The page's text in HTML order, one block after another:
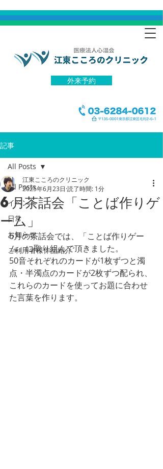
外来予約
記事
All Posts
イベント
日常
お知らせ
ご利用者様作品紹介
All Posts
6月茶話会「ことば作りゲ
ーム」
江東こころのクリニック
2025年6月23日 読了時間: 1分
6月の茶話会では、「ことば作りゲー
ム」に取り組んで頂きました。
50音それぞれのカードが1枚ずつと濁
点・半濁点のカードが2枚ずつ配られ、
これらのカードを使ってお題に合わせ
た言葉を作ります。